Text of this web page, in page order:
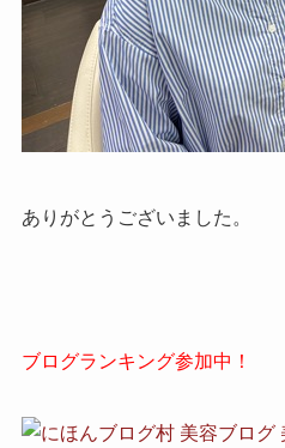
ありがとうございました。
ブログランキング参加中！